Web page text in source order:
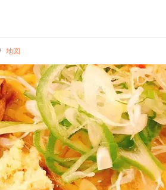
地図